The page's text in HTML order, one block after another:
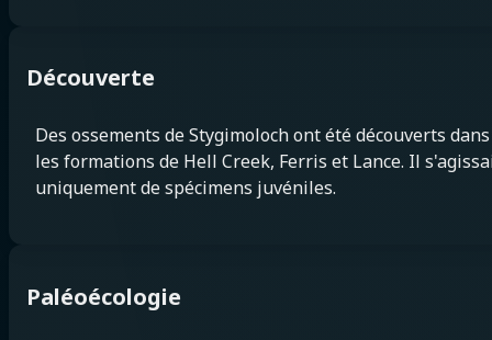
Découverte
Des ossements de Stygimoloch ont été découverts dans
les formations de Hell Creek, Ferris et Lance. Il
uniquement de spécimens juvéniles.
Paléoécologie